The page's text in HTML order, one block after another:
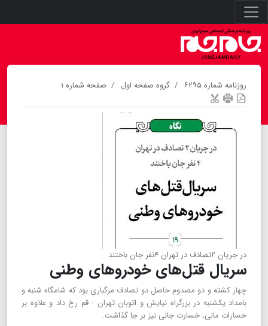
روزنامه شماره ۶۲۹۵ گروه صفحه اول صفحه شماره ۱
در جریان ۲تصادف در تهران ۴نفر جان باختند
سریال قتل‌های خودروهای وطنی
چهار کشته و دو مصدوم حاصل دو تصادف مرگباری بود که شامگاه شنبه و
بامداد یکشنبه در بزرگراه نیایش و اتوبان تهران - قم رخ داد و علاوه بر
خسارات مالی‌، خسارت جانی نیز بر جا گذاشت.